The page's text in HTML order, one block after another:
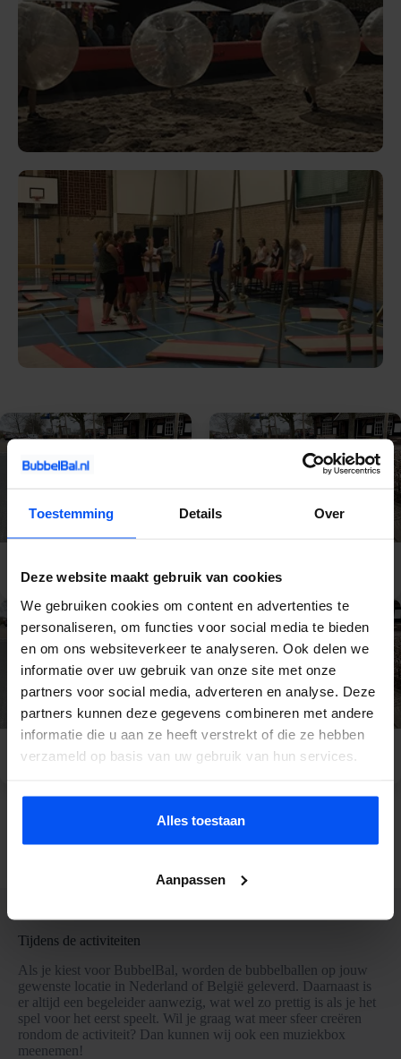
Toestemming Details Over
Deze website maakt gebruik van cookies
We gebruiken cookies om content en advertenties te
personaliseren, om functies voor social media te bieden
en om ons websiteverkeer te analyseren. Ook delen we
informatie over uw gebruik van onze site met onze
partners voor social media, adverteren en analyse. Deze
partners kunnen deze gegevens combineren met andere
informatie die u aan ze heeft verstrekt of die ze hebben
verzameld op basis van uw gebruik van hun services.
Alles toestaan
Aanpassen
Gelderland
E-Chopper Apeldoorn E-Chopper Nijmegen
Tijdens de activiteiten
Als je kiest voor BubbelBal, worden de bubbelballen op jouw
gewenste locatie in Nederland of België geleverd. Daarnaast is
er altijd een begeleider aanwezig, wat wel zo prettig is als je het
spel voor het eerst speelt. Wil je graag wat meer sfeer creëren
rondom de activiteit? Dan kunnen wij ook een muziekbox
meenemen!